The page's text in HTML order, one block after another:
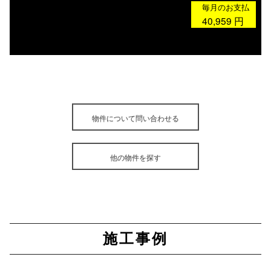
毎月のお支払
40,959 円
物件について問い合わせる
他の物件を探す
施工事例